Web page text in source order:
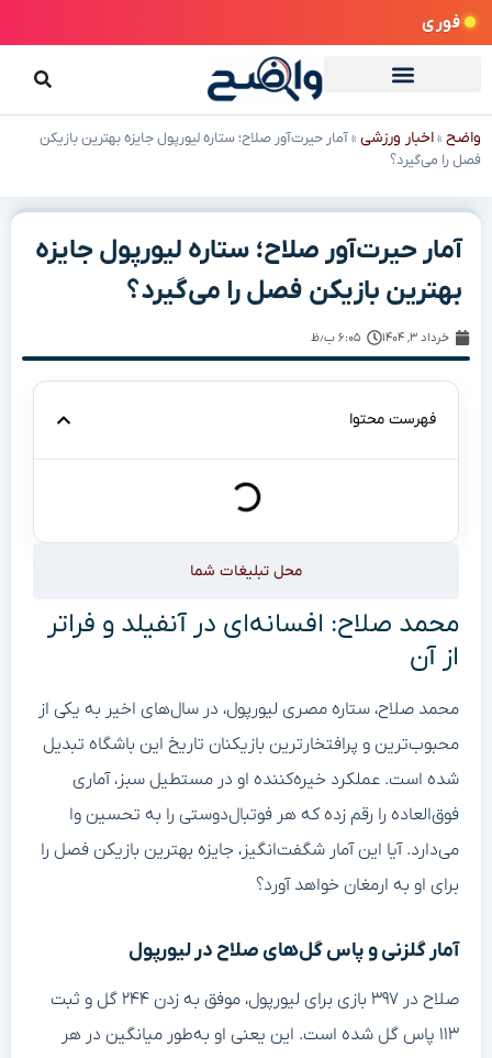
فوری
واضح »اخبار ورزشی »آمار حیرت‌آور صلاح؛ ستاره لیورپول جایزه بهترین بازیکن
فصل را می‌گیرد؟
آمار حیرت‌آور صلاح؛ ستاره لیورپول جایزه
بهترین بازیکن فصل را می‌گیرد؟
خرداد ۳, ۱۴۰۴ ۶:۰۵ ب٫ظ
فهرست محتوا
محل تبلیغات شما
محمد صلاح: افسانه‌ای در آنفیلد و فراتر
از آن
محمد صلاح، ستاره مصری لیورپول، در سال‌های اخیر به یکی از
محبوب‌ترین و پرافتخارترین بازیکنان تاریخ این باشگاه تبدیل
شده است. عملکرد خیره‌کننده او در مستطیل سبز، آماری
فوق‌العاده را رقم زده که هر فوتبال‌دوستی را به تحسین وا
می‌دارد. آیا این آمار شگفت‌انگیز، جایزه بهترین بازیکن فصل را
برای او به ارمغان خواهد آورد؟
آمار گلزنی و پاس گل‌های صلاح در لیورپول
صلاح در ۳۹۷ بازی برای لیورپول، موفق به زدن ۲۴۴ گل و ثبت
۱۱۳ پاس گل شده است. این یعنی او به‌طور میانگین در هر